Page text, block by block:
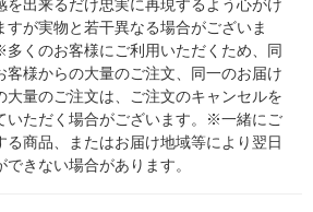
を出来るだけ忠実に再現するよう心がけ
すが実物と若干異なる場合がございま
くのお客様にご利用いただくため、同
客様からの大量のご注文、同一のお届け
大量のご注文は、ご注文のキャンセルを
いただく場合がございます。※一緒にご
る商品、またはお届け地域等により翌日
できない場合があります。